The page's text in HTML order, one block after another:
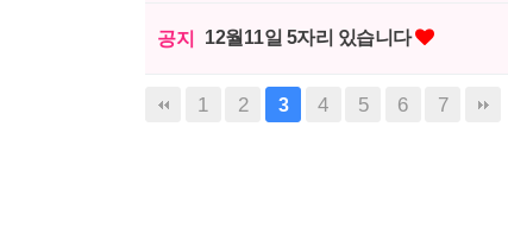
공지 12월11일 5자리 있습니다
1 2 3 4 5 6 7